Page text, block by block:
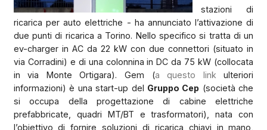
stazioni di
ricarica per auto elettriche - ha annunciato l’attivazione di
due punti di ricarica a Torino. Nello specifico si tratta di un
ev-charger in AC da 22 kW con due connettori (situato in
via Corradini) e di una colonnina in DC da 75 kW (collocata
in via Monte Ortigara). Gem (a questo link ulteriori
informazioni) è una start-up del Gruppo Cep (società che
si occupa della progettazione di cabine elettriche
prefabbricate, quadri MT/BT e trasformatori), nata con
l’obiettivo di fornire soluzioni di ricarica chiavi in mano,